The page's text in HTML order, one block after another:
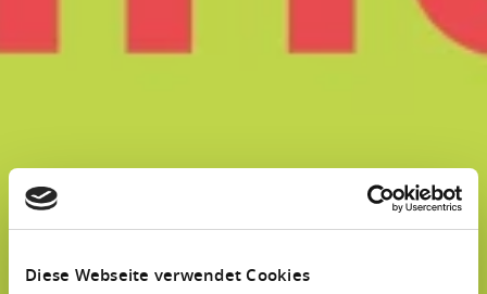
Diese Webseite verwendet Cookies